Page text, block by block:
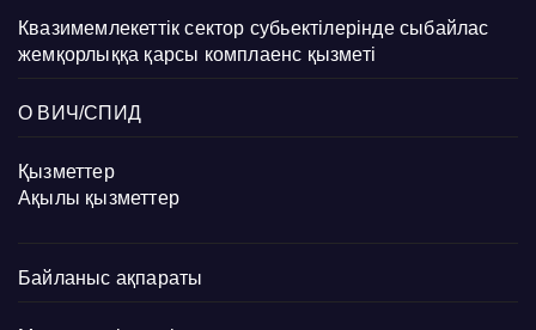
Квазимемлекеттік сектор субьектілерінде сыбайлас
жемқорлыққа қарсы комплаенс қызметі
О ВИЧ/СПИД
Қызметтер
Ақылы қызметтер
Байланыс ақпараты